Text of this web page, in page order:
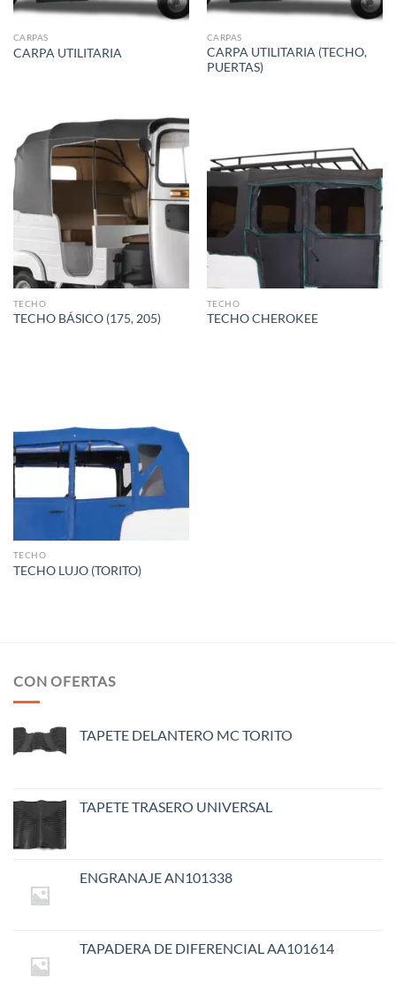
CARPAS
CARPA UTILITARIA
CARPAS
CARPA UTILITARIA (TECHO,
PUERTAS)
TECHO
TECHO BÁSICO (175, 205)
TECHO
TECHO CHEROKEE
TECHO
TECHO LUJO (TORITO)
CON OFERTAS
TAPETE DELANTERO MC TORITO
TAPETE TRASERO UNIVERSAL
ENGRANAJE AN101338
TAPADERA DE DIFERENCIAL AA101614